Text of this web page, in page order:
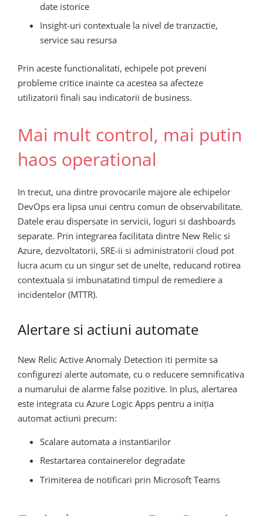
date istorice
Insight-uri contextuale la nivel de tranzactie,
service sau resursa
Prin aceste functionalitati, echipele pot preveni
probleme critice inainte ca acestea sa afecteze
utilizatorii finali sau indicatorii de business.
Mai mult control, mai putin
haos operational
In trecut, una dintre provocarile majore ale echipelor
DevOps era lipsa unui centru comun de observabilitate.
Datele erau dispersate in servicii, loguri si dashboards
separate. Prin integrarea facilitata dintre New Relic si
Azure, dezvoltatorii, SRE-ii si administratorii cloud pot
lucra acum cu un singur set de unelte, reducand rotirea
contextuala si imbunatatind timpul de remediere a
incidentelor (MTTR).
Alertare si actiuni automate
New Relic Active Anomaly Detection iti permite sa
configurezi alerte automate, cu o reducere semnificativa
a numarului de alarme false pozitive. In plus, alertarea
este integrata cu Azure Logic Apps pentru a iniția
automat actiuni precum:
Scalare automata a instantiarilor
Restartarea containerelor degradate
Trimiterea de notificari prin Microsoft Teams